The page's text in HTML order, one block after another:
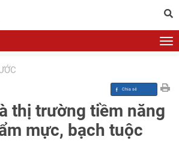
thị trường tiềm năng
mực, bạch tuộc